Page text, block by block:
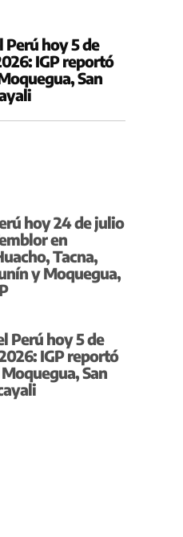
Perú hoy 5 de
IGP reportó
San
hoy 24 de julio
en
Tacna,
y Moquegua,
Perú hoy 5 de
IGP reportó
San